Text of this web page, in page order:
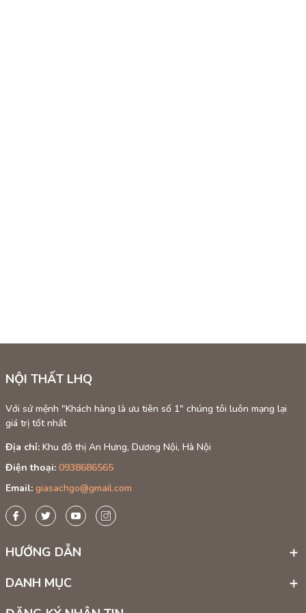
thất
Với màu trắng trang nhã,
Trắng phù hợp với nhiều phong cách nội thất khác nhau:
Phong cách hiện đại: Gọn gàng, thanh thoát.
Phong cách tối giản
nhiên.
Phong cách tân cổ điển
NỘI THẤT LHQ
Với sứ mệnh "Khách hàng là ưu tiên số 1" chúng tôi luôn mạng lại
giá trị tốt nhất
Địa chỉ: Khu đô thị An Hưng, Dương Nội, Hà Nội
Điện thoại: 0938686565
Email: giasachgo@gmail.com
HƯỚNG DẪN
DANH MỤC